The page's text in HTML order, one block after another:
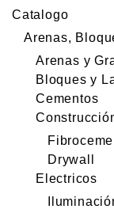
Catalogo
Arenas,
Arenas y
Bloques y
Cementos
Drywall
Electricos